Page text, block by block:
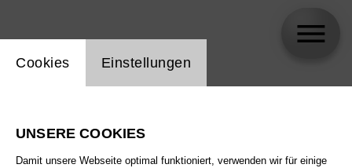
Biographie
Einstellung Website Cookie
Cookies Einstellungen
UNSERE COOKIES
Damit unsere Webseite optimal funktioniert, verwenden wir für einige